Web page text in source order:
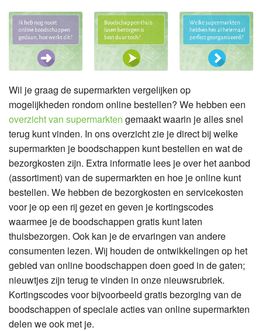
Wil je graag de supermarkten vergelijken op
mogelijkheden rondom online bestellen? We hebben een
overzicht van supermarkten gemaakt waarin je alles snel
terug kunt vinden. In ons overzicht zie je direct bij welke
supermarkten je boodschappen kunt bestellen en wat de
bezorgkosten zijn. Extra informatie lees je over het aanbod
(assortiment) van de supermarkten en hoe je online kunt
bestellen. We hebben de bezorgkosten en servicekosten
voor je op een rij gezet en geven je kortingscodes
waarmee je de boodschappen gratis kunt laten
thuisbezorgen. Ook kan je de ervaringen van andere
consumenten lezen. Wij houden de ontwikkelingen op het
gebied van online boodschappen doen goed in de gaten;
nieuwtjes zijn terug te vinden in onze nieuwsrubriek.
Kortingscodes voor bijvoorbeeld gratis bezorging van de
boodschappen of speciale acties van online supermarkten
delen we ook met je.